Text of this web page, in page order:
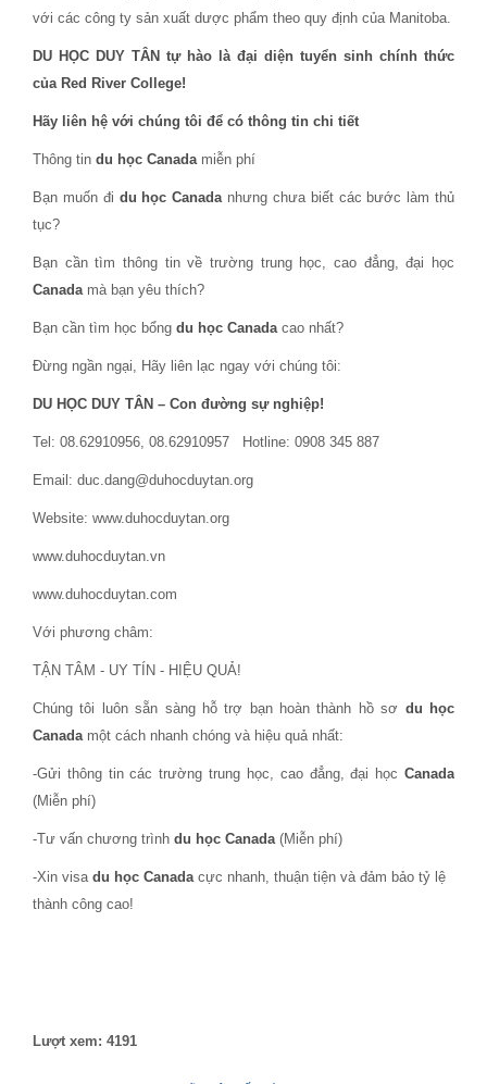
với các công ty sản xuất dược phẩm theo quy định của Manitoba.
DU HỌC DUY TÂN tự hào là đại diện tuyển sinh chính thức
của Red River College!
Hãy liên hệ với chúng tôi để có thông tin chi tiết
Thông tin du học Canada miễn phí
Bạn muốn đi du học Canada nhưng chưa biết các bước làm thủ
tục?
Bạn cần tìm thông tin về trường trung học, cao đẳng, đại học
Canada mà bạn yêu thích?
Bạn cần tìm học bổng du học Canada cao nhất?
Đừng ngần ngại, Hãy liên lạc ngay với chúng tôi:
DU HỌC DUY TÂN – Con đường sự nghiệp!
Tel: 08.62910956, 08.62910957 Hotline: 0908 345 887
Email: duc.dang@duhocduytan.org
Website: www.duhocduytan.org
www.duhocduytan.vn
www.duhocduytan.com
Với phương châm:
TẬN TÂM - UY TÍN - HIỆU QUẢ!
Chúng tôi luôn sẵn sàng hỗ trợ bạn hoàn thành hồ sơ du học
Canada một cách nhanh chóng và hiệu quả nhất:
-Gửi thông tin các trường trung học, cao đẳng, đại học Canada
(Miễn phí)
-Tư vấn chương trình du học Canada (Miễn phí)
-Xin visa du học Canada cực nhanh, thuận tiện và đảm bảo tỷ lệ
thành công cao!
Lượt xem: 4191